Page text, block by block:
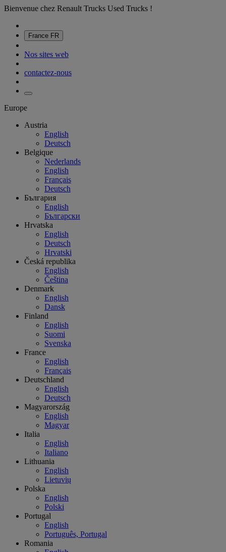
Bienvenue chez Renault Trucks Used Trucks !
France FR
Nos sites web
contactez-nous
Europe
Austria
English
Deutsch
Belgique
Nederlands
English
Français
Deutsch
България
English
Български
Hrvatska
English
Deutsch
Hrvatski
Česká republika
English
Čeština
Denmark
English
Dansk
Finland
English
Suomi
Svenska
France
English
Français
Deutschland
English
Deutsch
Magyarország
English
Magyar
Italia
English
Italiano
Lithuania
English
Lietuvių
Polska
English
Polski
Portugal
English
Português, Portugal
Romania